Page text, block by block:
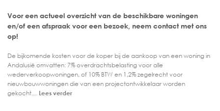
Voor een actueel overzicht van de beschikbare woningen
en/of een afspraak voor een bezoek, neem contact met ons
op!
De bijkomende kosten voor de koper bij de aankoop van een woning in
Andalusië omvatten: 7% overdrachtsbelasting voor alle
wederverkoopwoningen, of 10% BTW en 1,2% zegelrecht voor
nieuwbouwwoningen die van een projectontwikkelaar worden
gekocht.... Lees verder